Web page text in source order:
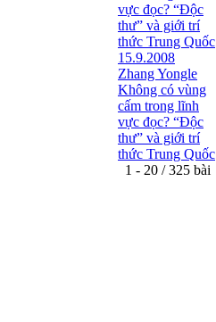
vực đọc? “Ðộc
thư” và giới trí
thức Trung Quốc
15.9.2008
Zhang Yongle
Không có vùng
cấm trong lĩnh
vực đọc? “Ðộc
thư” và giới trí
thức Trung Quốc
1 - 20 / 325 bài